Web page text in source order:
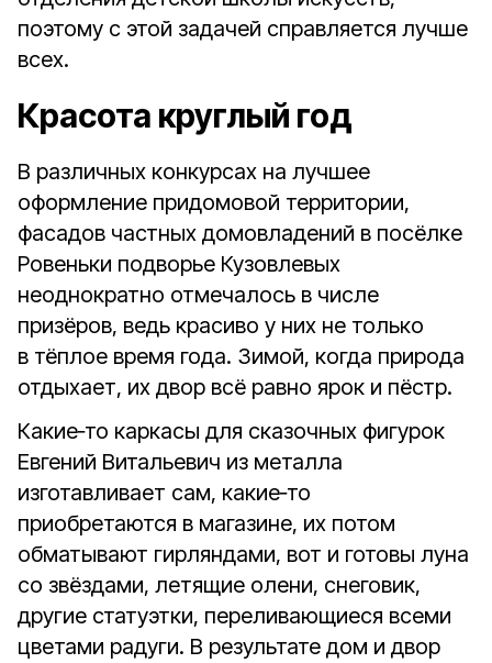
поэтому с этой задачей справляется лучше
всех.
Красота круглый год
В различных конкурсах на лучшее
оформление придомовой территории,
фасадов частных домовладений в посёлке
Ровеньки подворье Кузовлевых
неоднократно отмечалось в числе
призёров, ведь красиво у них не только
в тёплое время года. Зимой, когда природа
отдыхает, их двор всё равно ярок и пёстр.
Какие‑то каркасы для сказочных фигурок
Евгений Витальевич из металла
изготавливает сам, какие‑то
приобретаются в магазине, их потом
обматывают гирляндами, вот и готовы луна
со звёздами, летящие олени, снеговик,
другие статуэтки, переливающиеся всеми
цветами радуги. В результате дом и двор